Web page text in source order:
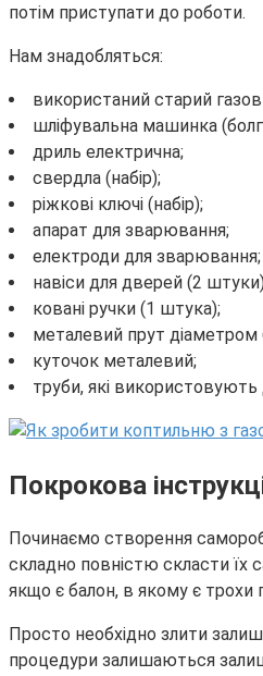
потім приступати до роботи.
Нам знадобляться:
використаний старий
шліфувальна машинка
дриль електрична;
свердла (набір);
ріжкові ключі (набір);
апарат для зварювання;
електроди для зварювання;
навіси для дверей (2
ковані ручки (1 штука);
металевий прут діаметром
куточок металевий;
труби, які використовують
Покрокова
Починаємо створення
складно повністю скласти їх
якщо є балон, в якому є трохи
Просто необхідно злити
процедури залишаються